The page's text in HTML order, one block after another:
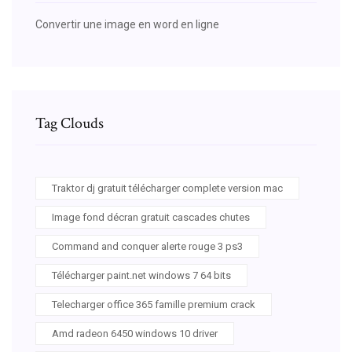
Convertir une image en word en ligne
Tag Clouds
Traktor dj gratuit télécharger complete version mac
Image fond décran gratuit cascades chutes
Command and conquer alerte rouge 3 ps3
Télécharger paint.net windows 7 64 bits
Telecharger office 365 famille premium crack
Amd radeon 6450 windows 10 driver